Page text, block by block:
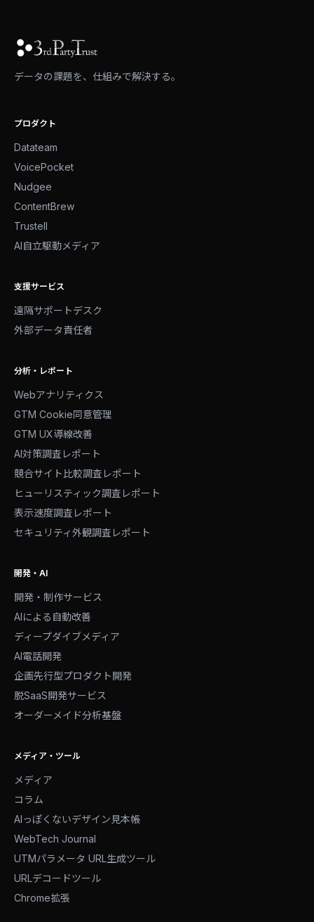
データの課題を、仕組みで解決する。
プロダクト
Datateam
VoicePocket
Nudgee
ContentBrew
Trustell
AI自立駆動メディア
支援サービス
遠隔サポートデスク
外部データ責任者
分析・レポート
Webアナリティクス
GTM Cookie同意管理
GTM UX導線改善
AI対策調査レポート
競合サイト比較調査レポート
ヒューリスティック調査レポート
表示速度調査レポート
セキュリティ外観調査レポート
開発・AI
開発・制作サービス
AIによる自動改善
ディープダイブメディア
AI電話開発
企画先行型プロダクト開発
脱SaaS開発サービス
オーダーメイド分析基盤
メディア・ツール
メディア
コラム
AIっぽくないデザイン見本帳
WebTech Journal
UTMパラメータ URL生成ツール
URLデコードツール
Chrome拡張